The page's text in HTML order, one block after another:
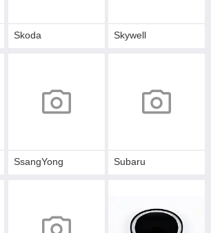
Skoda Skywell
SsangYong Subaru